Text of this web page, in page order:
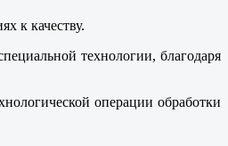
к качеству.
технологии, благодаря
операции обработки